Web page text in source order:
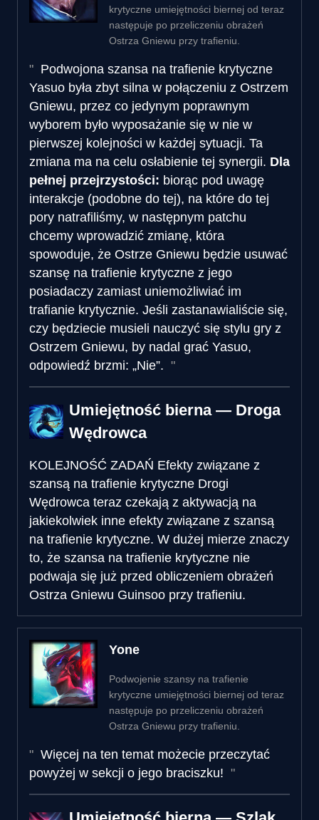
krytyczne umiejętności biernej od teraz
następuje po przeliczeniu obrażeń
Ostrza Gniewu przy trafieniu.
Podwojona szansa na trafienie krytyczne
Yasuo była zbyt silna w połączeniu z Ostrzem
Gniewu, przez co jedynym poprawnym
wyborem było wyposażanie się w nie w
pierwszej kolejności w każdej sytuacji. Ta
zmiana ma na celu osłabienie tej synergii. Dla
pełnej przejrzystości: biorąc pod uwagę
interakcje (podobne do tej), na które do tej
pory natrafiliśmy, w następnym patchu
chcemy wprowadzić zmianę, która
spowoduje, że Ostrze Gniewu będzie usuwać
szansę na trafienie krytyczne z jego
posiadaczy zamiast uniemożliwiać im
trafianie krytycznie. Jeśli zastanawialiście się,
czy będziecie musieli nauczyć się stylu gry z
Ostrzem Gniewu, by nadal grać Yasuo,
odpowiedź brzmi: „Nie”.
Umiejętność bierna — Droga
Wędrowca
KOLEJNOŚĆ ZADAŃ Efekty związane z
szansą na trafienie krytyczne Drogi
Wędrowca teraz czekają z aktywacją na
jakiekolwiek inne efekty związane z szansą
na trafienie krytyczne. W dużej mierze znaczy
to, że szansa na trafienie krytyczne nie
podwaja się już przed obliczeniem obrażeń
Ostrza Gniewu Guinsoo przy trafieniu.
Yone
Podwojenie szansy na trafienie
krytyczne umiejętności biernej od teraz
następuje po przeliczeniu obrażeń
Ostrza Gniewu przy trafieniu.
Więcej na ten temat możecie przeczytać
powyżej w sekcji o jego braciszku!